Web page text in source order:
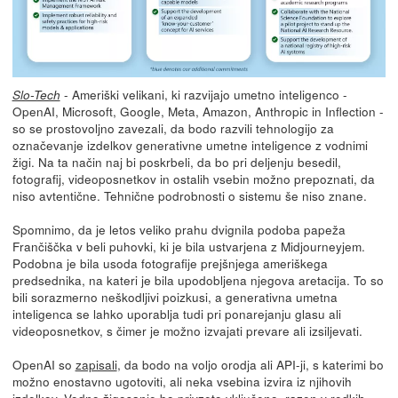
Slo-Tech - Ameriški velikani, ki razvijajo umetno inteligenco -
OpenAI, Microsoft, Google, Meta, Amazon, Anthropic in Inflection -
so se prostovoljno zavezali, da bodo razvili tehnologijo za
označevanje izdelkov generativne umetne inteligence z vodnimi
žigi. Na ta način naj bi poskrbeli, da bo pri deljenju besedil,
fotografij, videoposnetkov in ostalih vsebin možno prepoznati, da
niso avtentične. Tehnične podrobnosti o sistemu še niso znane.
Spomnimo, da je letos veliko prahu dvignila podoba papeža
Frančiščka v beli puhovki, ki je bila ustvarjena z Midjourneyjem.
Podobna je bila usoda fotografije prejšnjega ameriškega
predsednika, na kateri je bila upodobljena njegova aretacija. To so
bili sorazmerno neškodljivi poizkusi, a generativna umetna
inteligenca se lahko uporablja tudi pri ponarejanju glasu ali
videoposnetkov, s čimer je možno izvajati prevare ali izsiljevati.
OpenAI so zapisali, da bodo na voljo orodja ali API-ji, s katerimi bo
možno enostavno ugotoviti, ali neka vsebina izvira iz njihovih